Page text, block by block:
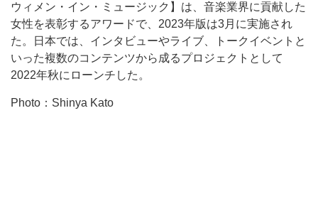
ウィメン・イン・ミュージック】は、音楽業界に貢献した
女性を表彰するアワードで、2023年版は3月に実施され
た。日本では、インタビューやライブ、トークイベントと
いった複数のコンテンツから成るプロジェクトとして
2022年秋にローンチした。
Photo：Shinya Kato